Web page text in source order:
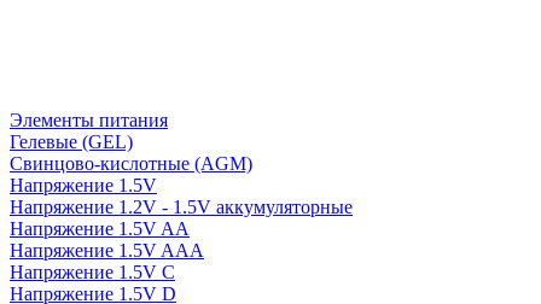
Элементы питания
Гелевые (GEL)
Свинцово-кислотные (AGM)
Напряжение 1.5V
Напряжение 1.2V - 1.5V аккумуляторные
Напряжение 1.5V AA
Напряжение 1.5V AAA
Напряжение 1.5V C
Напряжение 1.5V D